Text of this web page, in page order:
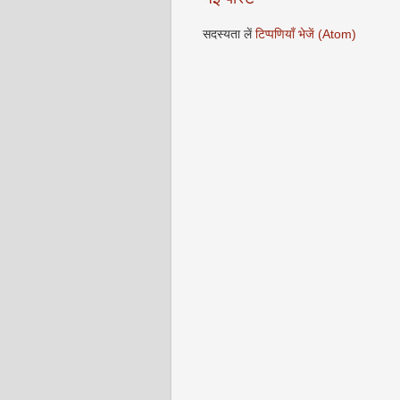
सदस्यता लें टिप्पणियाँ भेजें (Atom)